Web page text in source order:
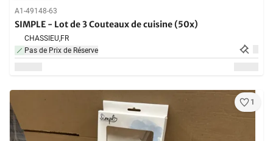
A1-49148-63
SIMPLE - Lot de 3 Couteaux de cuisine (50x)
CHASSIEU,FR
Pas de Prix de Réserve
1